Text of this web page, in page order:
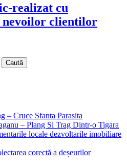
realizat cu
nevoilor clientilor
Caută
– Cruce Sfanta Parasita
– Plang Si Trag Dintr-o Tigara
locale dezvoltarile imobiliare
corectă a deșeurilor